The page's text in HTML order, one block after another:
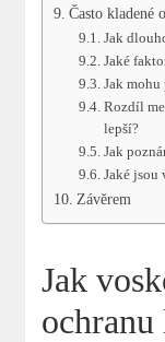
Často kladené
Jak
Jaké⁣
Jak
Rozdíl
lepší?
Jak
Jaké jsou
Závěrem
Jak
ochranu